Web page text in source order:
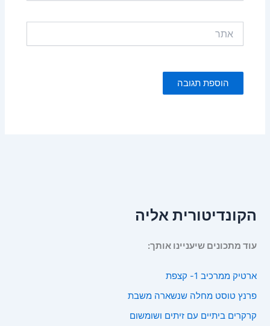
הקונדיטורית אליה
עוד מתכונים שיעניינו אותך:
ארטיק ממרכיב 1- קצפת
פרנץ טוסט מחלה שנשארה משבת
קרקרים ביתיים עם זיתים ושומשום